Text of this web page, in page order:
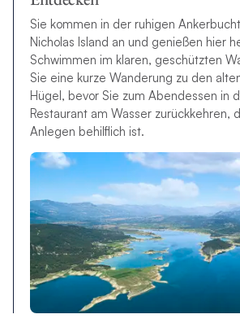
Sie kommen in der ruhigen
Nicholas Island an und genießen hier
Schwimmen im klaren, geschützten
Sie eine kurze Wanderung zu den
Hügel, bevor Sie zum Abendessen in
Restaurant am Wasser zurückkehren,
Anlegen behilflich ist.